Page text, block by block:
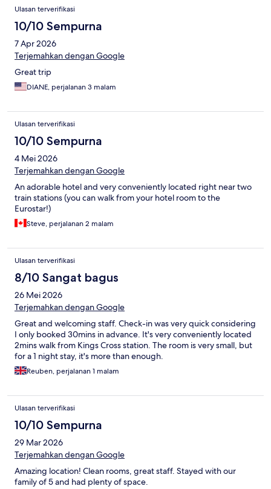
Ulasan terverifikasi
10/10 Sempurna
7 Apr 2026
Terjemahkan dengan Google
Great trip
DIANE, perjalanan 3 malam
Ulasan terverifikasi
10/10 Sempurna
4 Mei 2026
Terjemahkan dengan Google
An adorable hotel and very conveniently located right near two
train stations (you can walk from your hotel room to the
Eurostar!)
Steve, perjalanan 2 malam
Ulasan terverifikasi
8/10 Sangat bagus
26 Mei 2026
Terjemahkan dengan Google
Great and welcoming staff. Check-in was very quick considering
I only booked 30mins in advance. It's very conveniently located
2mins walk from Kings Cross station. The room is very small, but
for a 1 night stay, it's more than enough.
Reuben, perjalanan 1 malam
Ulasan terverifikasi
10/10 Sempurna
29 Mar 2026
Terjemahkan dengan Google
Amazing location! Clean rooms, great staff. Stayed with our
family of 5 and had plenty of space.